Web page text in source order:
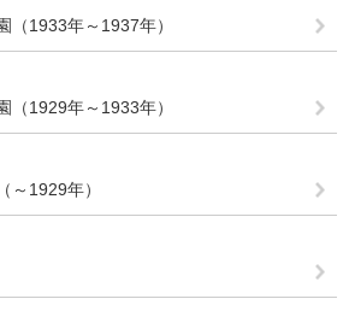
（1933年～1937年）
（1929年～1933年）
～1929年）